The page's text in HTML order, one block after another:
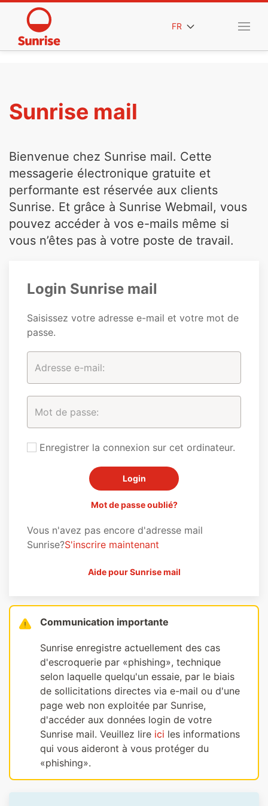
FR
Sunrise mail
Bienvenue chez Sunrise mail. Cette
messagerie électronique gratuite et
performante est réservée aux clients
Sunrise. Et grâce à Sunrise Webmail, vous
pouvez accéder à vos e-mails même si
vous n’êtes pas à votre poste de travail.
Login Sunrise mail
Saisissez votre adresse e-mail et votre mot de
passe.
Enregistrer la connexion sur cet ordinateur.
Mot de passe oublié?
Vous n'avez pas encore d'adresse mail
Sunrise?S'inscrire maintenant
Aide pour Sunrise mail
Communication importante
Sunrise enregistre actuellement des cas
d'escroquerie par «phishing», technique
selon laquelle quelqu'un essaie, par le biais
de sollicitations directes via e-mail ou d'une
page web non exploitée par Sunrise,
d'accéder aux données login de votre
Sunrise mail. Veuillez lire ici les informations
qui vous aideront à vous protéger du
«phishing».